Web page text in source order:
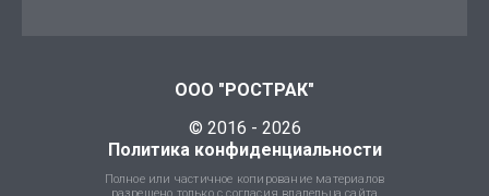
ООО "РОСТРАК"
© 2016 - 2026
Политика конфиденциальности
Полное или частичное копирование материалов